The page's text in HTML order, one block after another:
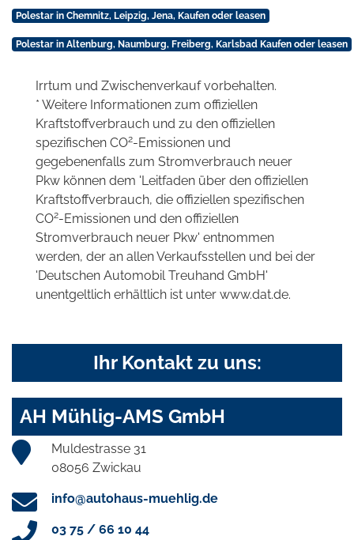
Polestar in Chemnitz, Leipzig, Jena, Kaufen oder leasen
Polestar in Altenburg, Naumburg, Freiberg, Karlsbad Kaufen oder leasen
Irrtum und Zwischenverkauf vorbehalten.
* Weitere Informationen zum offiziellen
Kraftstoffverbrauch und zu den offiziellen
spezifischen CO2-Emissionen und
gegebenenfalls zum Stromverbrauch neuer
Pkw können dem 'Leitfaden über den offiziellen
Kraftstoffverbrauch, die offiziellen spezifischen
CO2-Emissionen und den offiziellen
Stromverbrauch neuer Pkw' entnommen
werden, der an allen Verkaufsstellen und bei der
'Deutschen Automobil Treuhand GmbH'
unentgeltlich erhältlich ist unter www.dat.de.
Ihr Kontakt zu uns:
AH Mühlig-AMS GmbH
Muldestrasse 31
08056 Zwickau
info@autohaus-muehlig.de
03 75 / 66 10 44